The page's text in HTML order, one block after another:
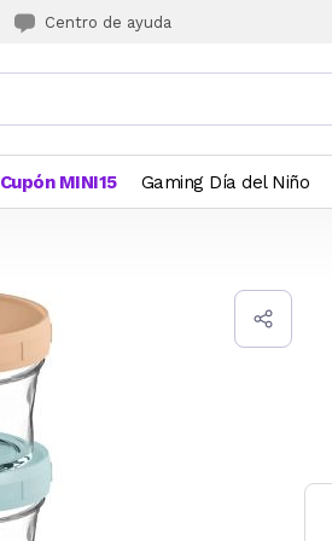
Centro de ayuda
Cupón MINI15 Gaming Día del Niño